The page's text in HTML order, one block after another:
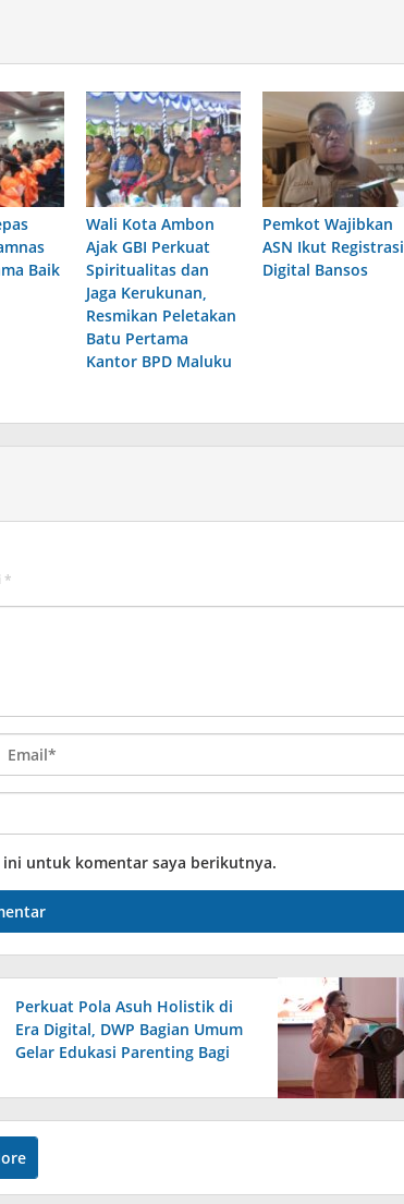
Baik
Wali Kota Ambon
Ajak GBI Perkuat
Spiritualitas dan
Jaga Kerukunan,
Resmikan Peletakan
Batu Pertama
Kantor BPD Maluku
Pemkot Wajibkan
ASN Ikut Registrasi
Digital Bansos
*
ini untuk komentar saya berikutnya.
Perkuat Pola Asuh Holistik di
Era Digital, DWP Bagian Umum
Gelar Edukasi Parenting Bagi